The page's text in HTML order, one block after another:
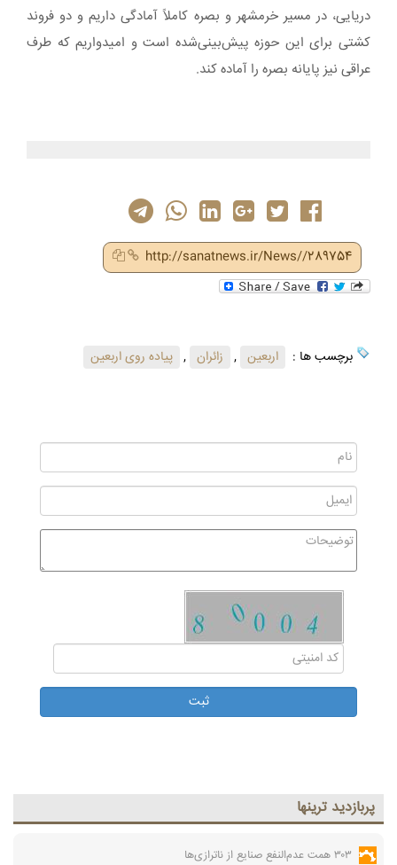
دریایی، در مسیر خرمشهر و بصره کاملاً آمادگی داریم و دو فروند
کشتی برای این حوزه پیش‌بینی‌شده است و امیدواریم که طرف
عراقی نیز پایانه بصره را آماده کند.
http://sanatnews.ir/News//289754
برچسب ها : اربعین , زائران , پیاده روی اربعین
پربازديد ترينها
۳۰۳ همت عدم‌النفع صنایع از ناترازی‌ها